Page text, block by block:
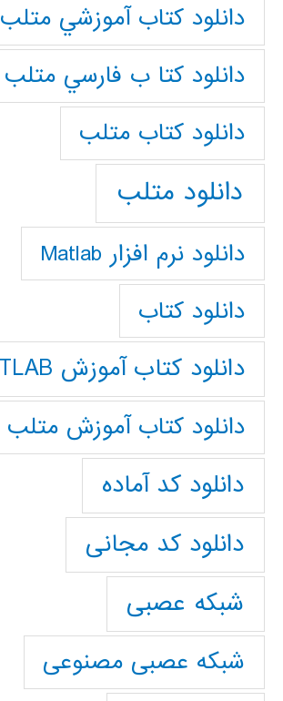
دانلود كتاب آموزشي متلب
دانلود كتا ب فارسي متلب
دانلود كتاب متلب
دانلود متلب
دانلود نرم افزار Matlab
دانلود کتاب
دانلود کتاب آموزش MATLAB
دانلود کتاب آموزش متلب
دانلود کد آماده
دانلود کد مجانی
شبکه عصبی
شبکه عصبی مصنوعی